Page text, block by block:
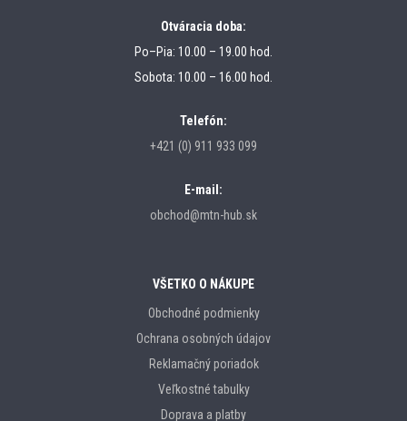
Otváracia doba:
Po–Pia: 10.00 – 19.00 hod.
Sobota: 10.00 – 16.00 hod.
Telefón:
+421 (0) 911 933 099
E-mail:
obchod@mtn-hub.sk
VŠETKO O NÁKUPE
Obchodné podmienky
Ochrana osobných údajov
Reklamačný poriadok
Veľkostné tabulky
Doprava a platby